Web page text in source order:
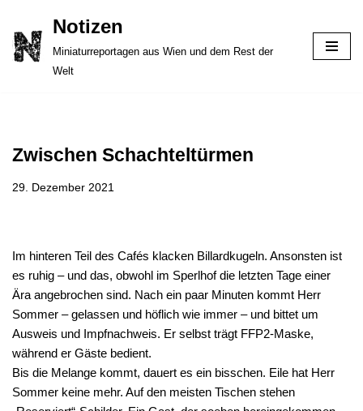
Zum
Inhalt
Notizen
Miniaturreportagen aus Wien und dem Rest der
Welt
Zwischen Schachteltürmen
29. Dezember 2021
Im hinteren Teil des Cafés klacken Billardkugeln. Ansonsten ist
es ruhig – und das, obwohl im Sperlhof die letzten Tage einer
Ära angebrochen sind. Nach ein paar Minuten kommt Herr
Sommer – gelassen und höflich wie immer – und bittet um
Ausweis und Impfnachweis. Er selbst trägt FFP2-Maske,
während er Gäste bedient.
Bis die Melange kommt, dauert es ein bisschen. Eile hat Herr
Sommer keine mehr. Auf den meisten Tischen stehen